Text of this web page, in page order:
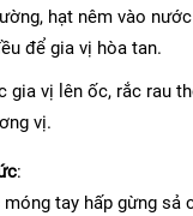
hạt nêm vào
để gia vị hòa tan.
gia vị lên ốc, rắc rau
vị.
:
tay hấp gừng sả